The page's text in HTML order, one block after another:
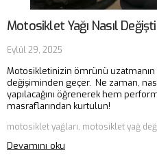
Motosiklet Yağı Nasıl
Eylül 29, 2025
Motosikletinizin ömrünü
değişiminden geçer. Ne zaman,
yapılacağını öğrenerek hem
masraflarından kurtulun!
motosiklet yağları, motosiklet yağ
Devamını oku